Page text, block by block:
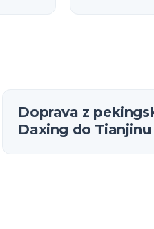
Doprava z
Daxing do Tianjinu